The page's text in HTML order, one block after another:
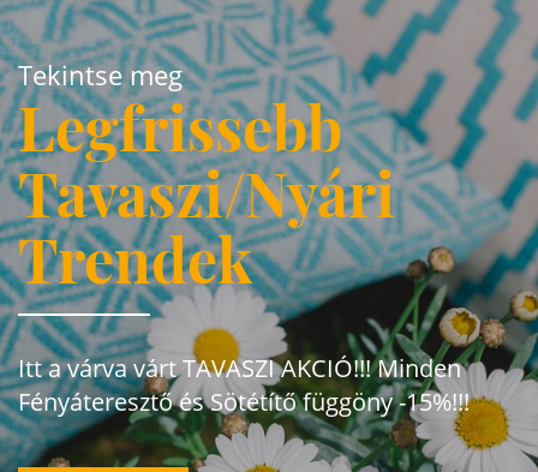
Tekintse meg
Legfrissebb
Tavaszi/Nyári
Trendek
Itt a várva várt TAVASZI AKCIÓ!!! Minden
Fényáteresztő és Sötétítő függöny -15%!!!